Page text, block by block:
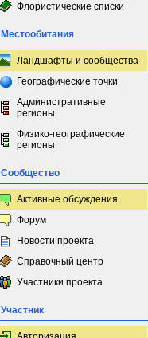
Флористические списки
Местообитания
Ландшафты и сообщества
Географические точки
Административные
регионы
Физико-географические
регионы
Сообщество
Активные обсуждения
Форум
Новости проекта
Справочный центр
Участники проекта
Участник